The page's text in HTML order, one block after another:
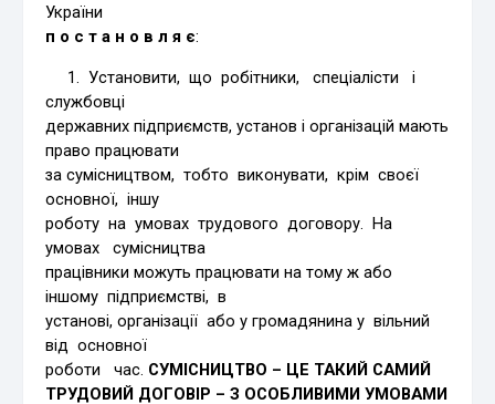
України
п о с т а н о в л я є:
1. Установити, що робітники, спеціалісти і
службовці
державних підприємств, установ і організацій мають
право працювати
за сумісництвом, тобто виконувати, крім своєї
основної, іншу
роботу на умовах трудового договору. На
умовах сумісництва
працівники можуть працювати на тому ж або
іншому підприємстві, в
установі, організації або у громадянина у вільний
від основної
роботи час. СУМІСНИЦТВО – ЦЕ ТАКИЙ САМИЙ
ТРУДОВИЙ ДОГОВІР – З ОСОБЛИВИМИ УМОВАМИ